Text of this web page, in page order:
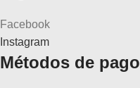
Facebook
Instagram
Métodos de pago